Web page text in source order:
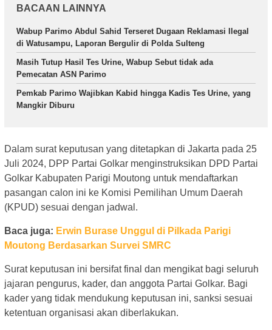
BACAAN LAINNYA
Wabup Parimo Abdul Sahid Terseret Dugaan Reklamasi Ilegal
di Watusampu, Laporan Bergulir di Polda Sulteng
Masih Tutup Hasil Tes Urine, Wabup Sebut tidak ada
Pemecatan ASN Parimo
Pemkab Parimo Wajibkan Kabid hingga Kadis Tes Urine, yang
Mangkir Diburu
Dalam surat keputusan yang ditetapkan di Jakarta pada 25
Juli 2024, DPP Partai Golkar menginstruksikan DPD Partai
Golkar Kabupaten Parigi Moutong untuk mendaftarkan
pasangan calon ini ke Komisi Pemilihan Umum Daerah
(KPUD) sesuai dengan jadwal.
Baca juga: Erwin Burase Unggul di Pilkada Parigi
Moutong Berdasarkan Survei SMRC
Surat keputusan ini bersifat final dan mengikat bagi seluruh
jajaran pengurus, kader, dan anggota Partai Golkar. Bagi
kader yang tidak mendukung keputusan ini, sanksi sesuai
ketentuan organisasi akan diberlakukan.